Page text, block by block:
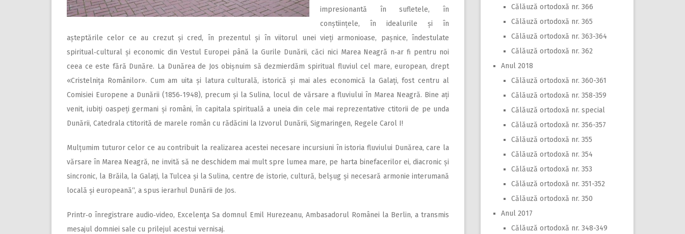
impresionantă în sufletele, în
conștiințele, în idealurile și în
așteptările celor ce au crezut și cred, în prezentul și în viitorul unei vieți armonioase, pașnice, îndestulate
spiritual‑cultural și economic din Vestul Europei până la Gurile Dunării, căci nici Marea Neagră n‑ar fi pentru noi
ceea ce este fără Dunăre. La Dunărea de Jos obișnuim să dezmierdăm spiritual fluviul cel mare, european, drept
«Cristelnița Românilor». Cum am uita și latura culturală, istorică și mai ales economică la Galați, fost centru al
Comisiei Europene a Dunării (1856‑1948), precum și la Sulina, locul de vărsare a fluviului în Marea Neagră. Bine ați
venit, iubiți oaspeți germani și români, în capitala spirituală a uneia din cele mai reprezentative ctitorii de pe unda
Dunării, Catedrala ctitorită de marele român cu rădăcini la Izvorul Dunării, Sigmaringen, Regele Carol I!
Mulțumim tuturor celor ce au contribuit la realizarea acestei necesare incursiuni în istoria fluviului Dunărea, care la
vărsare în Marea Neagră, ne invită să ne deschidem mai mult spre lumea mare, pe harta binefacerilor ei, diacronic și
sincronic, la Brăila, la Galați, la Tulcea și la Sulina, centre de istorie, cultură, belșug și necesară armonie interumană
locală și europeană“, a spus ierarhul Dunării de Jos.
Printr‑o înregistrare audio‑video, Excelenţa Sa domnul Emil Hurezeanu, Ambasadorul Românei la Berlin, a transmis
mesajul domniei sale cu prilejul acestui vernisaj.
Călăuză ortodoxă nr. 366
Călăuză ortodoxă nr. 365
Călăuză ortodoxă nr. 363-364
Călăuză ortodoxă nr. 362
Anul 2018
Călăuză ortodoxă nr. 360-361
Călăuză ortodoxă nr. 358-359
Călăuză ortodoxă nr. special
Călăuză ortodoxă nr. 356-357
Călăuză ortodoxă nr. 355
Călăuză ortodoxă nr. 354
Călăuză ortodoxă nr. 353
Călăuză ortodoxă nr. 351-352
Călăuză ortodoxă nr. 350
Anul 2017
Călăuză ortodoxă nr. 348-349